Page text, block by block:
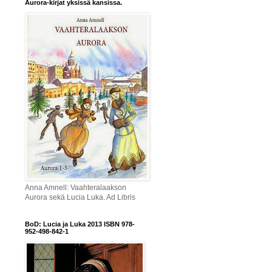
Aurora-kirjat yksissä kansissa.
Anna Amnell: Vaahteralaakson
Aurora sekä Lucia Luka. Ad Libris
BoD: Lucia ja Luka 2013 ISBN 978-
952-498-842-1